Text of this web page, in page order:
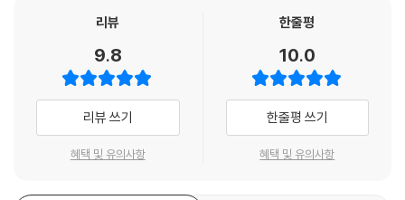
리뷰
9.8
리뷰 쓰기
혜택 및 유의사항
한줄평
10.0
한줄평 쓰기
혜택 및 유의사항